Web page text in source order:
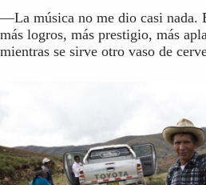
—La música no me dio casi nada.
más logros, más prestigio, más
mientras se sirve otro vaso de